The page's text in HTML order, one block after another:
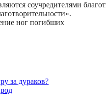
соучредителями
ног погибших
за дураков?